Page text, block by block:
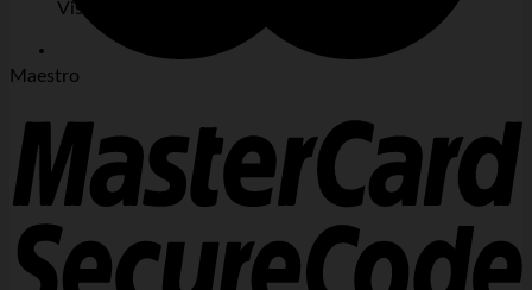
Visa 2
Maestro